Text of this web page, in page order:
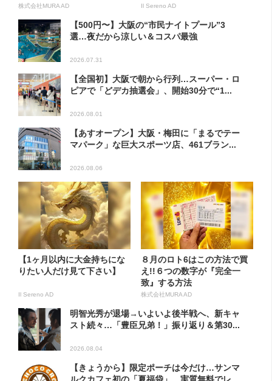
方...
株式会社MURA AD Il Sereno AD
【500円〜】大阪の“市民ナイトプール”3
選…夜だから涼しい＆コスパ最強
2026.07.31
【全国初】大阪で朝から行列…スーパー・ロ
ピアで「どデカ抽選会」、開始30分で“1...
2026.08.01
【あすオープン】大阪・梅田に「まるでテー
マパーク」な巨大スポーツ店、461ブラン...
2026.08.06
【1ヶ月以内に大金持ちにな
りたい人だけ見て下さい】
Il Sereno AD
８月のロト6はこの方法で買
え!!６つの数字が『完全一
致』する方法
株式会社MURA AD
明智光秀が退場→いよいよ後半戦へ、新キャ
スト続々…「豊臣兄弟！」振り返り＆第30...
2026.08.04
【きょうから】限定ポーチは今だけ…サンマ